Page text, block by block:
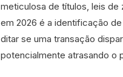
meticulosa de títulos, leis
em 2026 é a identificação
ditar se uma transação
potencialmente atrasando o